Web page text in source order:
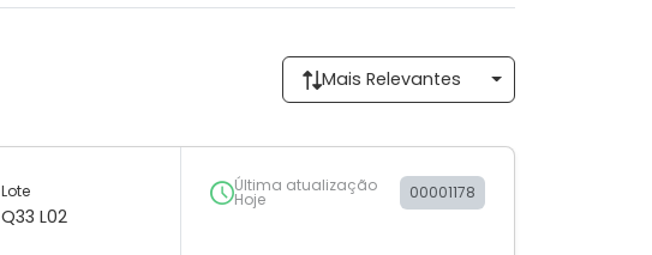
Mais Relevantes
Lote
Q33 L02
Última atualização
Hoje 00001178